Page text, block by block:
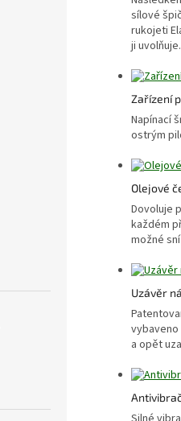
sílové
rukojeti
ji
Zařízení
Napínací
ostrým
Olejové
Dovoluje
každém
možné
Uzávěr
a opět